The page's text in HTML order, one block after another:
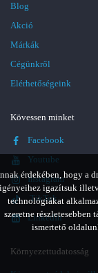
érdekében, hogy a
igényeihez igazítsuk
technológiákat
szeretne részletesebben
ismertető
Blog
Akció
Márkák
Cégünkről
Elérhetőségeink
Kövessen minket
Facebook
Youtube
Instagram
TikTok
LinkedIn
Környezettudatosság